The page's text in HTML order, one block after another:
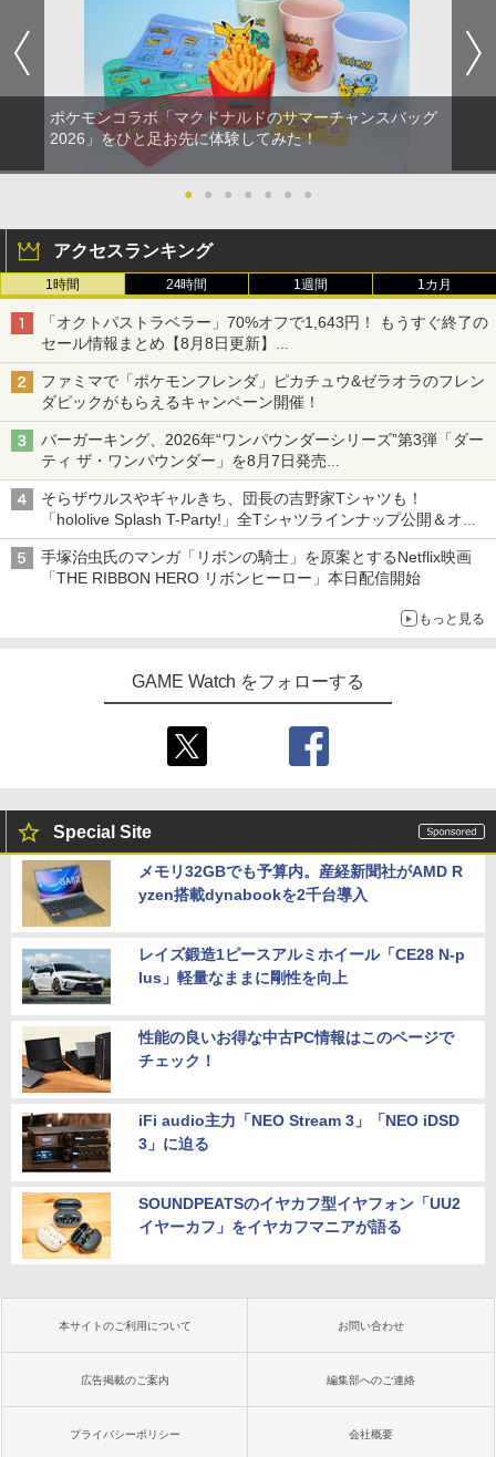
ポケモンコラボ「マクドナルドのサマーチャンスバッグ
2026」をひと足お先に体験してみた！
● ● ● ● ● ● ●
アクセスランキング
1時間 24時間 1週間 1カ月
「オクトパストラベラー」70%オフで1,643円！ もうすぐ終了の
セール情報まとめ【8月8日更新】
ニンテンドーeショップでは「大神 絶景版」が67%オフで990円
ファミマで「ポケモンフレンダ」ピカチュウ&ゼラオラのフレン
ダピックがもらえるキャンペーン開催！
バーガーキング、2026年“ワンパウンダーシリーズ”第3弾「ダー
ティ ザ・ワンパウンダー」を8月7日発売
「特製ガーリックマヨソース」を使用した超大型チーズバーガー
そらザウルスやギャルきち、団長の吉野家Tシャツも！
「hololive Splash T-Party!」全Tシャツラインナップ公開＆オン
ライン販売開始
手塚治虫氏のマンガ「リボンの騎士」を原案とするNetflix映画
「THE RIBBON HERO リボンヒーロー」本日配信開始
もっと見る
GAME Watch をフォローする
Special Site
メモリ32GBでも予算内。産経新聞社がAMD R
yzen搭載dynabookを2千台導入
レイズ鍛造1ピースアルミホイール「CE28 N-p
lus」軽量なままに剛性を向上
性能の良いお得な中古PC情報はこのページで
チェック！
iFi audio主力「NEO Stream 3」「NEO iDSD
3」に迫る
SOUNDPEATSのイヤカフ型イヤフォン「UU2
イヤーカフ」をイヤカフマニアが語る
本サイトのご利用について お問い合わせ
広告掲載のご案内 編集部へのご連絡
プライバシーポリシー 会社概要